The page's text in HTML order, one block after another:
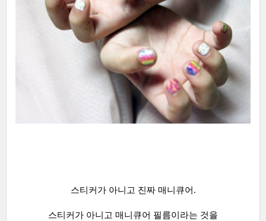
스티커가 아니고 진짜 매니큐어.
스티커가 아니고 매니큐어 필름이라는 것을